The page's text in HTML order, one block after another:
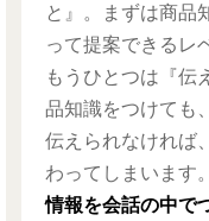
と』。まずは商品
って提案できるレ
もうひとつは『伝
品知識をつけても
伝えられなければ
わってしまいます
情報を会話の中で